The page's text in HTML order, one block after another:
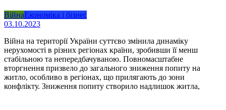
ВійнаЕкономіка і бізнес
03.10.2023
Війна на території України суттєво змінила динаміку
нерухомості в різних регіонах країни, зробивши її менш
стабільною та непередбачуваною. Повномасштабне
вторгнення призвело до загального зниження попиту на
житло, особливо в регіонах, що прилягають до зони
конфлікту. Зниження попиту створило надлишок житла,